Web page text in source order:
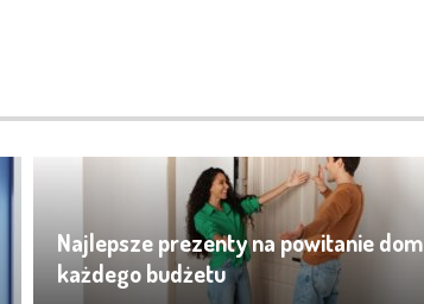
Najlepsze prezenty na powitanie
każdego budżetu